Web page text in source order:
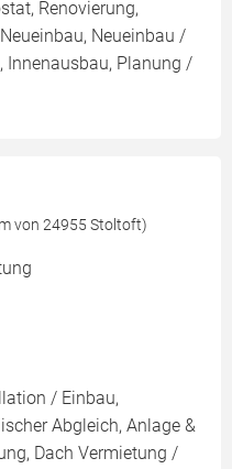
Renovierung,
Neueinbau /
Innenausbau, Planung /
von 24955 Stoltoft)
/ Einbau,
Abgleich, Anlage &
Dach Vermietung /